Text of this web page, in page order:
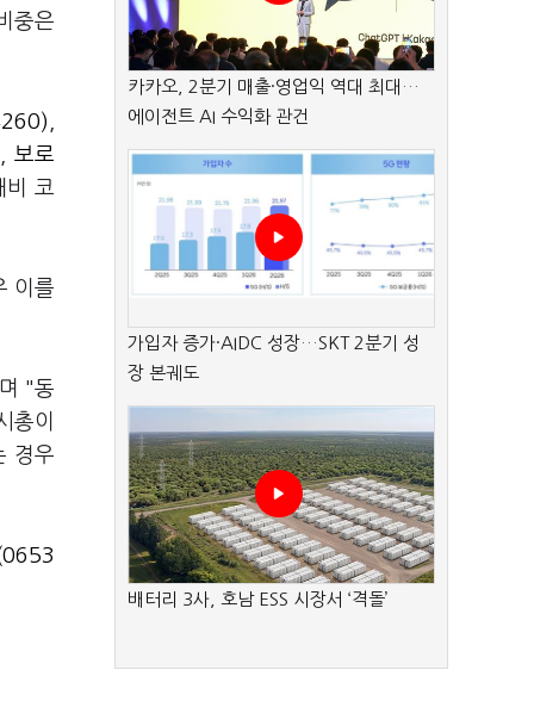
중은
,보로
비 코
이를
"동
총이
경우
카카오, 2분기 매출·영업익 역대 최대…
에이전트 AI 수익화 관건
가입자 증가·AIDC 성장…SKT 2분기 성
장 본궤도
배터리 3사, 호남 ESS 시장서 ‘격돌’